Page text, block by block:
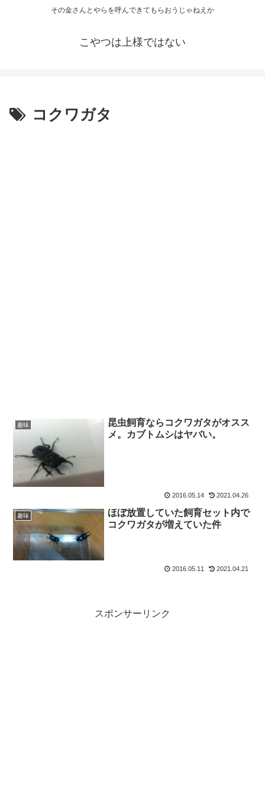
その金さんとやらを呼んできてもらおうじゃねえか
こやつは上様ではない
コクワガタ
趣味
昆虫飼育ならコクワガタがオスス
メ。カブトムシはヤバい。
2016.05.14 2021.04.26
趣味
ほぼ放置していた飼育セット内で
コクワガタが増えていた件
2016.05.11 2021.04.21
スポンサーリンク